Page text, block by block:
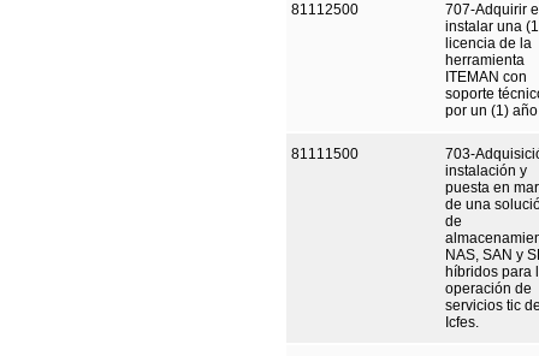
81112500
707-Adquirir e
instalar una
licencia de la
herramienta
ITEMAN con
soporte
por un (1)
81111500
703-
instalación y
puesta en
de una
de
NAS, SAN y
híbridos para
operación de
servicios tic
Icfes.